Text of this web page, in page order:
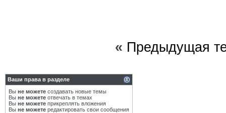
« Предыдущая
Ваши права в разделе
Вы не можете создавать новые темы
Вы не можете отвечать в темах
Вы не можете прикреплять вложения
Вы не можете редактировать свои сообщения